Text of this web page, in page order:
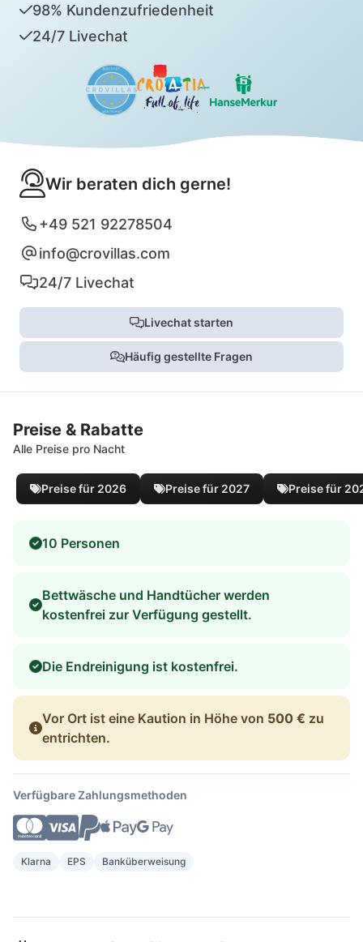
98% Kundenzufriedenheit
24/7 Livechat
Wir beraten dich gerne!
+49 521 92278504
info@crovillas.com
24/7 Livechat
Livechat starten
Häufig gestellte Fragen
Preise & Rabatte
Alle Preise pro Nacht
Preise für 2026 Preise für 2027 Preise für
10 Personen
Bettwäsche und Handtücher werden
kostenfrei zur Verfügung gestellt.
Die Endreinigung ist kostenfrei.
Vor Ort ist eine Kaution in Höhe von 500 € zu
entrichten.
Verfügbare Zahlungsmethoden
Klarna EPS Banküberweisung